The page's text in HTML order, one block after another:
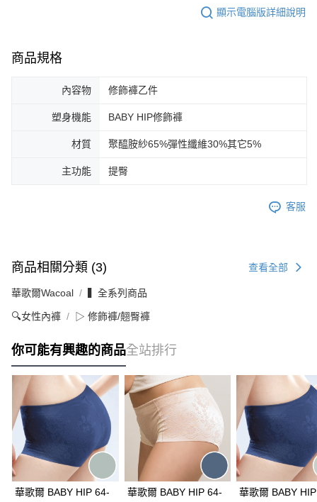
顯示電腦版詳細說明
商品規格
內容物 修飾褲乙件
塑身機能 BABY HIP修飾褲
材質 聚醯胺紗65%彈性纖維30%其它5%
主功能 提臀
客服
商品相關分類 (3) 查看全部
華歌爾Wacoal ▍全系列商品
🔍女性內褲 ▷ 修飾褲/翹臀褲
你可能有興趣的商品全站排行
華歌爾 BABY HIP 64-
華歌爾 BABY HIP 64-
華歌爾 BABY